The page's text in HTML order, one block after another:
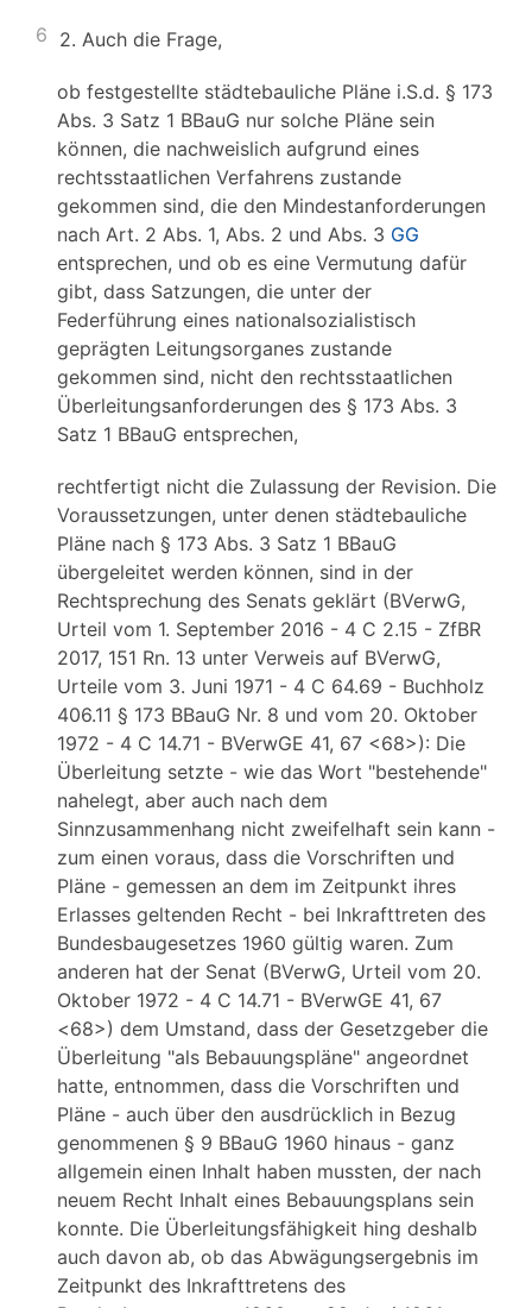
6 2. Auch die Frage,
ob festgestellte städtebauliche Pläne i.S.d. § 173
Abs. 3 Satz 1 BBauG nur solche Pläne sein
können, die nachweislich aufgrund eines
rechtsstaatlichen Verfahrens zustande
gekommen sind, die den Mindestanforderungen
nach Art. 2 Abs. 1, Abs. 2 und Abs. 3 GG
entsprechen, und ob es eine Vermutung dafür
gibt, dass Satzungen, die unter der
Federführung eines nationalsozialistisch
geprägten Leitungsorganes zustande
gekommen sind, nicht den rechtsstaatlichen
Überleitungsanforderungen des § 173 Abs. 3
Satz 1 BBauG entsprechen,
rechtfertigt nicht die Zulassung der Revision. Die
Voraussetzungen, unter denen städtebauliche
Pläne nach § 173 Abs. 3 Satz 1 BBauG
übergeleitet werden können, sind in der
Rechtsprechung des Senats geklärt (BVerwG,
Urteil vom 1. September 2016 - 4 C 2.15 - ZfBR
2017, 151 Rn. 13 unter Verweis auf BVerwG,
Urteile vom 3. Juni 1971 - 4 C 64.69 - Buchholz
406.11 § 173 BBauG Nr. 8 und vom 20. Oktober
1972 - 4 C 14.71 - BVerwGE 41, 67 <68>): Die
Überleitung setzte - wie das Wort "bestehende"
nahelegt, aber auch nach dem
Sinnzusammenhang nicht zweifelhaft sein kann -
zum einen voraus, dass die Vorschriften und
Pläne - gemessen an dem im Zeitpunkt ihres
Erlasses geltenden Recht - bei Inkrafttreten des
Bundesbaugesetzes 1960 gültig waren. Zum
anderen hat der Senat (BVerwG, Urteil vom 20.
Oktober 1972 - 4 C 14.71 - BVerwGE 41, 67
<68>) dem Umstand, dass der Gesetzgeber die
Überleitung "als Bebauungspläne" angeordnet
hatte, entnommen, dass die Vorschriften und
Pläne - auch über den ausdrücklich in Bezug
genommenen § 9 BBauG 1960 hinaus - ganz
allgemein einen Inhalt haben mussten, der nach
neuem Recht Inhalt eines Bebauungsplans sein
konnte. Die Überleitungsfähigkeit hing deshalb
auch davon ab, ob das Abwägungsergebnis im
Zeitpunkt des Inkrafttretens des